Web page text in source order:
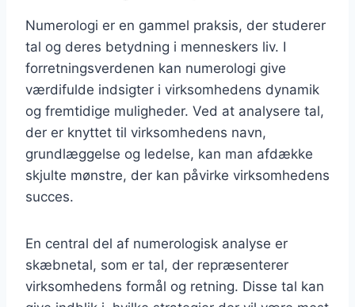
Numerologi er en gammel praksis, der studerer
tal og deres betydning i menneskers liv. I
forretningsverdenen kan numerologi give
værdifulde indsigter i virksomhedens dynamik
og fremtidige muligheder. Ved at analysere tal,
der er knyttet til virksomhedens navn,
grundlæggelse og ledelse, kan man afdække
skjulte mønstre, der kan påvirke virksomhedens
succes.
En central del af numerologisk analyse er
skæbnetal, som er tal, der repræsenterer
virksomhedens formål og retning. Disse tal kan